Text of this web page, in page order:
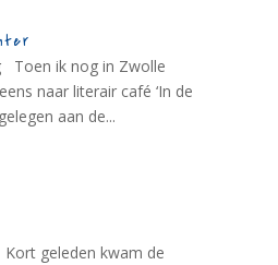
Toen ik nog in Zwolle
naar literair café ‘In de
aan de...
geleden kwam de